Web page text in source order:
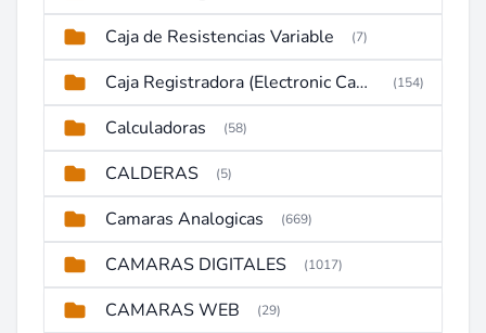
Caja de Resistencias Variable (7)
Caja Registradora (Electronic Cash Register) (154)
Calculadoras (58)
CALDERAS (5)
Camaras Analogicas (669)
CAMARAS DIGITALES (1017)
CAMARAS WEB (29)